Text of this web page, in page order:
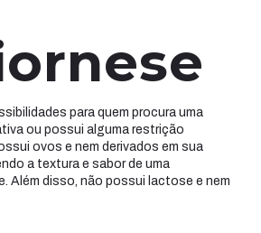
para quem procura uma
ou possui alguma restrição
ovos e nem derivados em sua
a textura e sabor de uma
Além disso, não possui lactose e nem